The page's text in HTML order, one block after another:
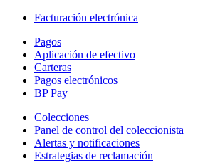
Facturación electrónica
Pagos
Aplicación de efectivo
Carteras
Pagos electrónicos
BP Pay
Colecciones
Panel de control del coleccionista
Alertas y notificaciones
Estrategias de reclamación